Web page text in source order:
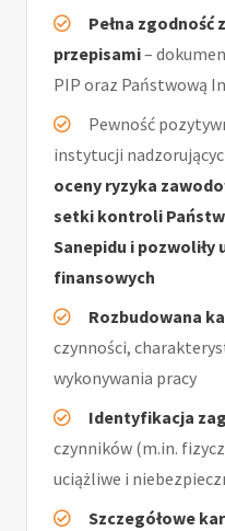
Pełna zgodność
przepisami–
PIP oraz Państwową
Pewność
instytucji
oceny ryzyka
setki kontroli
Sanepidu i pozwoliły
finansowych
Rozbudowana
czynności,
wykonywania pracy
Identyfikacja
czynników (m.in.
uciążliwe i
Szczegółowe